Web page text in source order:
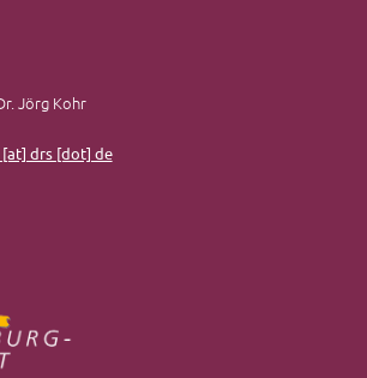
Jörg Kohr
drs [dot] de